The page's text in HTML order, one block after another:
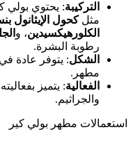
التركيبة: يحتوي بولي
مثلكحول الإيثانول بنسبة
الكلورهيكسيدين، و
رطوبة البشرة.
الشكل: يتوفر عادة
مطهر.
الفعالية: يتميز
والجراثيم.
استعمالات مطهر بولي كير